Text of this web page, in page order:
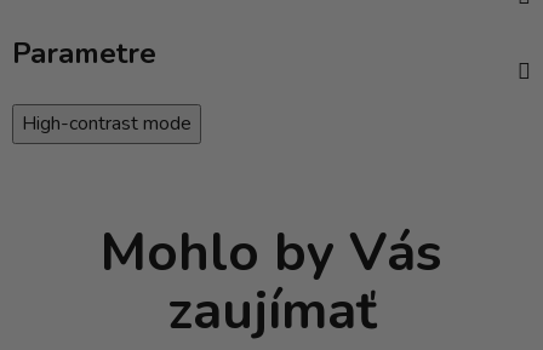
Parametre
High-contrast mode
Mohlo by Vás
zaujímať